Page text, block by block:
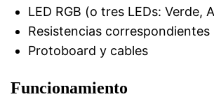
LED RGB (o tres LEDs: Verde,
Resistencias
Protoboard y cables
Funcionamiento